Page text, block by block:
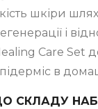
шкіри
і
Care Set
в
СКЛАДУ